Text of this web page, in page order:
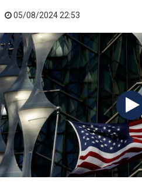
05/08/2024 22:53